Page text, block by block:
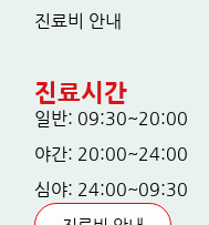
진료비 안내
진료시간
일반: 09:30~20:00
야간: 20:00~24:00
심야: 24:00~09:30